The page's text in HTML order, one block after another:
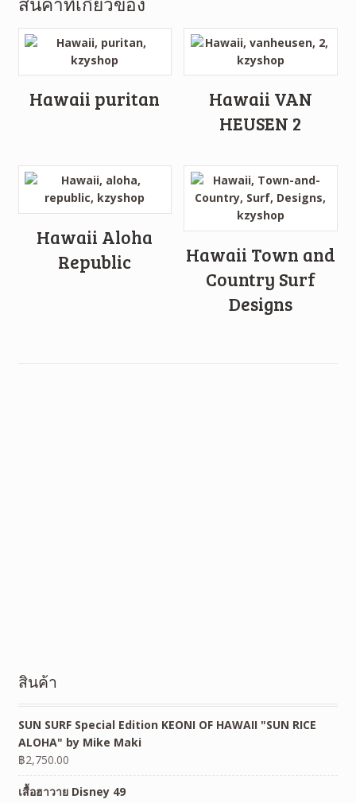
Hawaii puritan
Hawaii VAN
HEUSEN 2
Hawaii Aloha
Republic
Hawaii Town and
Country Surf
Designs
สินค้า
SUN SURF Special Edition KEONI OF HAWAII "SUN RICE
ALOHA" by Mike Maki
฿2,750.00
เสื้อฮาวาย Disney 49